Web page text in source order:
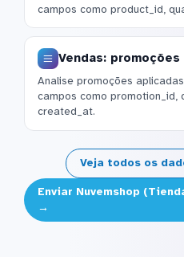
campos como product_id,
Vendas:
Analise promoções
campos como promotion_id,
created_at.
Veja todos os
Enviar Nuvemshop
→